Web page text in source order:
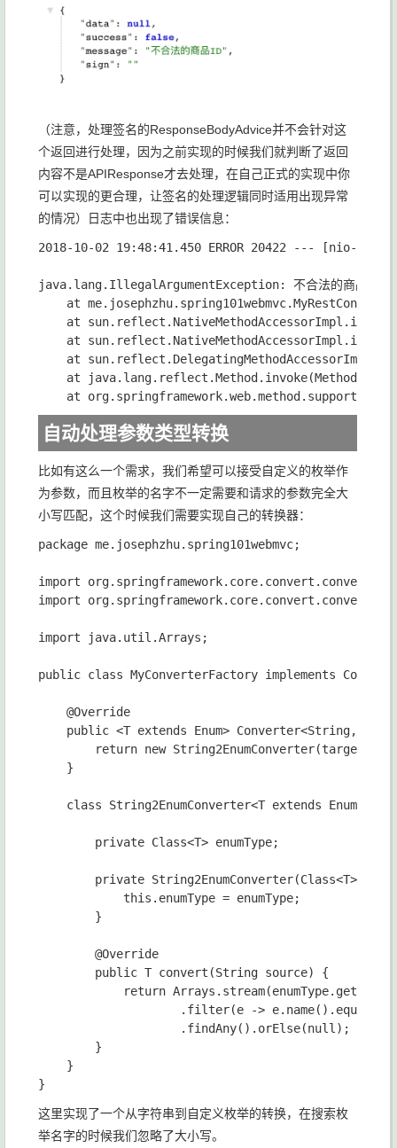
（注意，处理签名的ResponseBodyAdvice并不会针对这
个返回进行处理，因为之前实现的时候我们就判断了返回
内容不是APIResponse才去处理，在自己正式的实现中你
可以实现的更合理，让签名的处理逻辑同时适用出现异常
的情况）日志中也出现了错误信息：
2018-10-02 19:48:41.450 ERROR 20422 --- [nio-
java.lang.IllegalArgumentException: 不合法的商品ID
at
at
at
at
at
自动处理参数类型转换
比如有这么一个需求，我们希望可以接受自定义的枚举作
为参数，而且枚举的名字不一定需要和请求的参数完全大
小写匹配，这个时候我们需要实现自己的转换器：
package me.josephzhu.spring101webmvc;
import
import
import java.util.Arrays;
public class MyConverterFactory implements
    @Override
public <T extends Enum> Converter<String, T>
return new
    }
class String2EnumConverter<T extends Enum<T>>
        private Class<T> enumType;
private String2EnumConverter(Class<T>
            this.enumType = enumType;
        }
        @Override
        public T convert(String source) {
return
.filter(e ->
                    .findAny().orElse(null);
        }
    }
这里实现了一个从字符串到自定义枚举的转换，在搜索枚
举名字的时候我们忽略了大小写。